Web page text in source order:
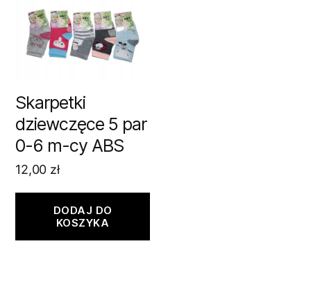
Skarpetki
dziewczęce 5 par
0-6 m-cy ABS
12,00 zł
DODAJ DO
KOSZYKA